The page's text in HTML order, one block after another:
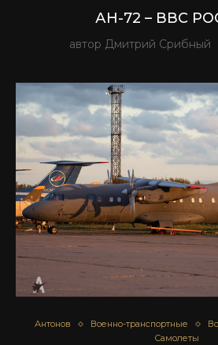
АН-72 – ВВС
автор Дмитрий Срибный
Антонов Военно-транспортные
Самолеты